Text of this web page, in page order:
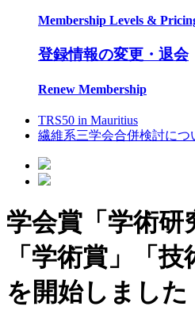
Membership Levels &
登録情報の変更・退会
Renew Membership
TRS50 in Mauritius
繊維系三学会合併検討につ
学会賞「学術研
「学術賞」「
を開始しまし